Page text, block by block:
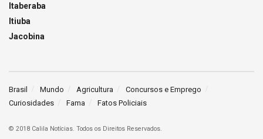
Itaberaba
Itiuba
Jacobina
Brasil Mundo Agricultura
Concursos e Emprego
Curiosidades
Fama Fatos Policiais
© 2018 Calila Notícias. Todos os Direitos Reservados.